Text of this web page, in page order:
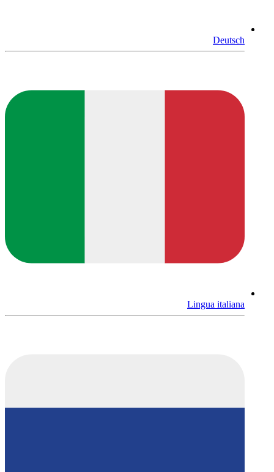
Deutsch
Lingua italiana